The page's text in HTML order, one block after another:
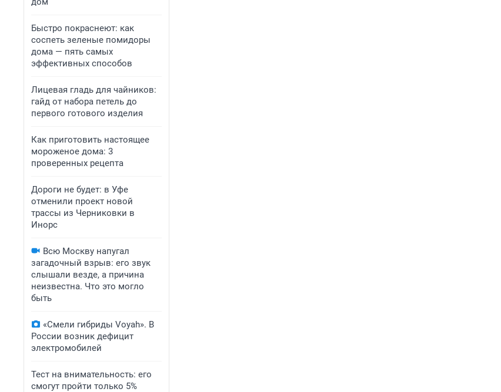
Быстро покраснеют: как
соспеть зеленые помидоры
дома — пять самых
эффективных способов
Лицевая гладь для чайников:
гайд от набора петель до
первого готового изделия
Как приготовить настоящее
мороженое дома: 3
проверенных рецепта
Дороги не будет: в Уфе
отменили проект новой
трассы из Черниковки в
Инорс
Всю Москву напугал
загадочный взрыв: его звук
слышали везде, а причина
неизвестна. Что это могло
быть
«Смели гибриды Voyah». В
России возник дефицит
электромобилей
Тест на внимательность: его
смогут пройти только 5%